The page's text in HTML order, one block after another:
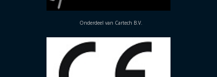
Onderdeel van Cartech B.V.